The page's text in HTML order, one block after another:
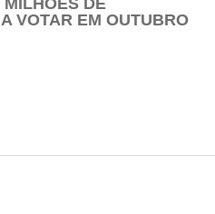
VOTAR EM OUTUBRO